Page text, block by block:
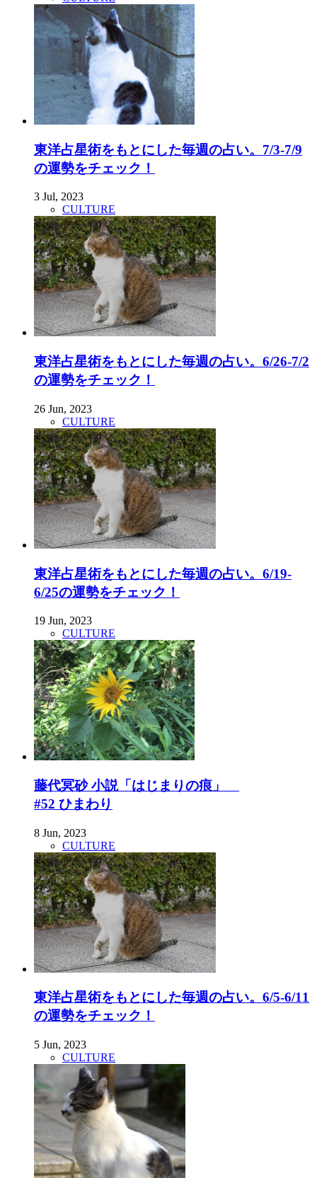
東洋占星術をもとにした毎週の占い。7/3-7/9
の運勢をチェック！
3 Jul, 2023
CULTURE
東洋占星術をもとにした毎週の占い。6/26-7/2
の運勢をチェック！
26 Jun, 2023
CULTURE
東洋占星術をもとにした毎週の占い。6/19-
6/25の運勢をチェック！
19 Jun, 2023
CULTURE
藤代冥砂 小説「はじまりの痕」
#52 ひまわり
8 Jun, 2023
CULTURE
東洋占星術をもとにした毎週の占い。6/5-6/11
の運勢をチェック！
5 Jun, 2023
CULTURE